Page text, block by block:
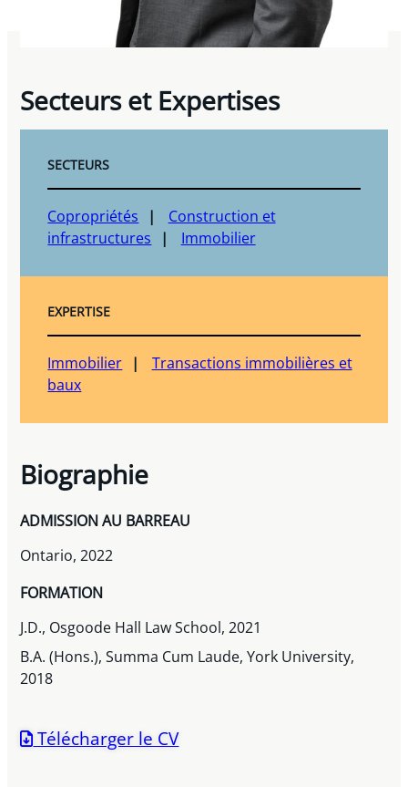
Secteurs et Expertises
SECTEURS
Copropriétés
Construction et
infrastructures
Immobilier
EXPERTISE
Immobilier
Transactions immobilières et
baux
Biographie
ADMISSION AU BARREAU
Ontario, 2022
FORMATION
J.D., Osgoode Hall Law School, 2021
B.A. (Hons.), Summa Cum Laude, York University,
2018
Télécharger le CV